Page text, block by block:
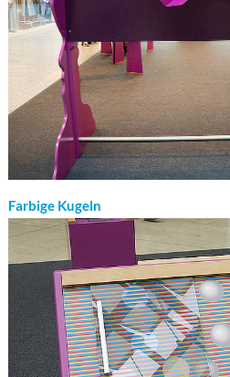
Farbige Kugeln